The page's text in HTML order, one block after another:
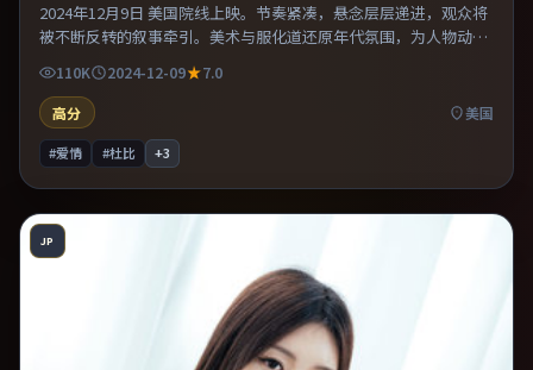
2024年12月9日 美国院线上映。节奏紧凑，悬念层层递进，观众将
被不断反转的叙事牵引。美术与服化道还原年代氛围，为人物动机
提供可信支撑。推荐给偏爱群像戏与命运母题的影迷。
110K 2024-12-09
7.0
高分
美国
#爱情 #杜比 +3
JP